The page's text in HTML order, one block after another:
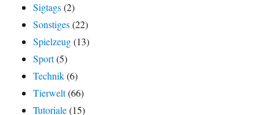
Sigtags(2)
Sonstiges(22)
Spielzeug(13)
Sport(5)
Technik(6)
Tierwelt(66)
Tutoriale(15)